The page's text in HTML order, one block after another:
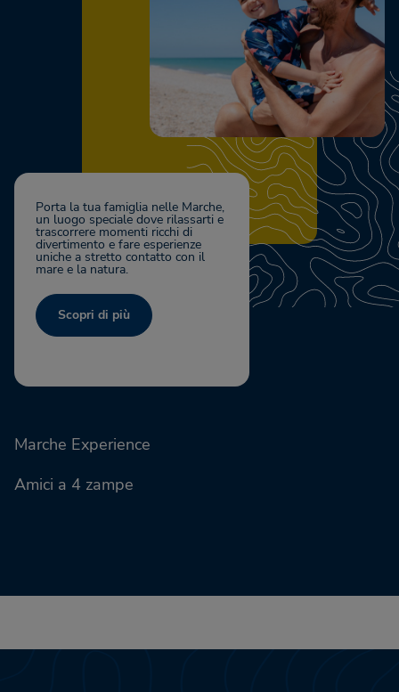
Porta la tua famiglia nelle Marche,
un luogo speciale dove rilassarti e
trascorrere momenti ricchi di
divertimento e fare esperienze
uniche a stretto contatto con il
mare e la natura.
Scopri di più
Marche Experience
Amici a 4 zampe